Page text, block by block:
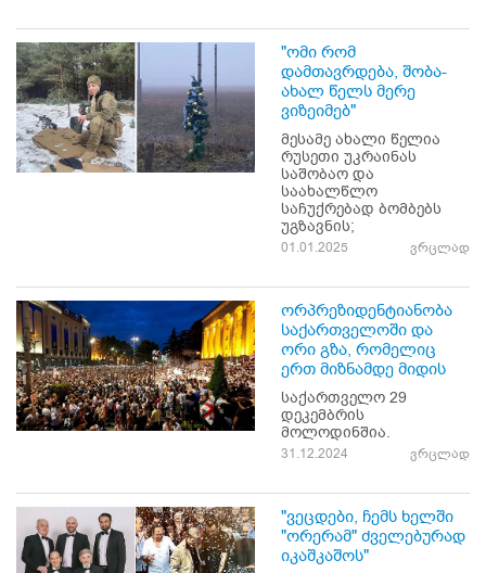
"ომი რომ
დამთავრდება, შობა-
ახალ წელს მერე
ვიზეიმებ"
მესამე ახალი წელია
რუსეთი უკრაინას
საშობაო და
საახალწლო
საჩუქრებად ბომბებს
უგზავნის;
01.01.2025 ვრცლად
ორპრეზიდენტიანობა
საქართველოში და
ორი გზა, რომელიც
ერთ მიზნამდე მიდის
საქართველო 29
დეკემბრის
მოლოდინშია.
31.12.2024 ვრცლად
"ვეცდები, ჩემს ხელში
"ორერამ" ძველებურად
იკაშკაშოს"